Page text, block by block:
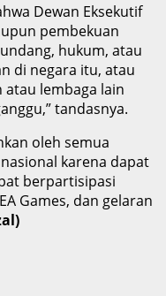
Dewan Eksekutif
pembekuan
hukum, atau
di negara itu, atau
lembaga lain
tandasnya.
oleh semua
karena dapat
berpartisipasi
Games, dan gelaran